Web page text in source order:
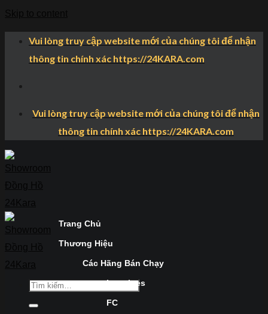
Vui lòng truy cập website mới của chúng tôi để nhận
thông tin chính xác https://24KARA.com
Vui lòng truy cập website mới của chúng tôi để nhận
thông tin chính xác https://24KARA.com
Trang Chủ
Thương Hiệu
Các Hãng Bán Chạy
Longines
FC